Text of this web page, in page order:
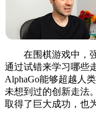
在围棋游戏中，强
通过试错来学习哪些
AlphaGo能够超越人
未想到过的创新走法
取得了巨大成功，也